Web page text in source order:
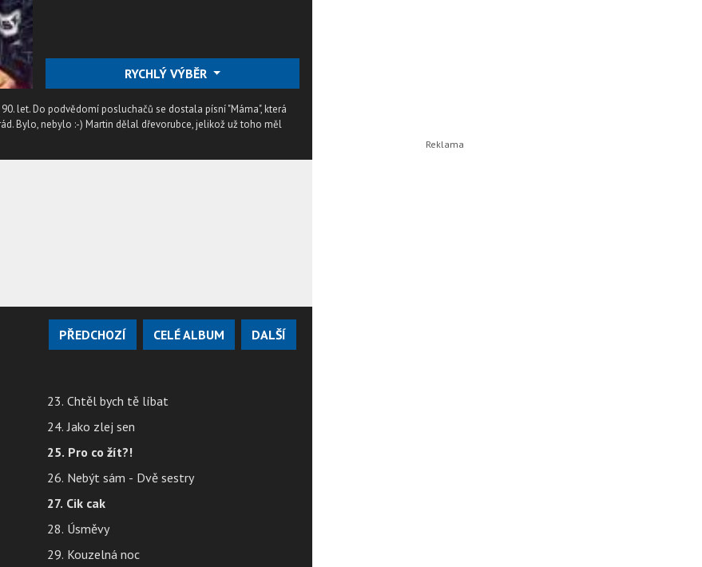
RYCHLÝ VÝBĚR
let. Do podvědomí posluchačů se dostala písní "Máma", která
Bylo, nebylo :-) Martin dělal dřevorubce, jelikož už toho měl
PŘEDCHOZÍ CELÉ ALBUM DALŠÍ
23. Chtěl bych tě líbat
24. Jako zlej sen
25. Pro co žít?!
26. Nebýt sám - Dvě sestry
27. Cik cak
28. Úsměvy
29. Kouzelná noc